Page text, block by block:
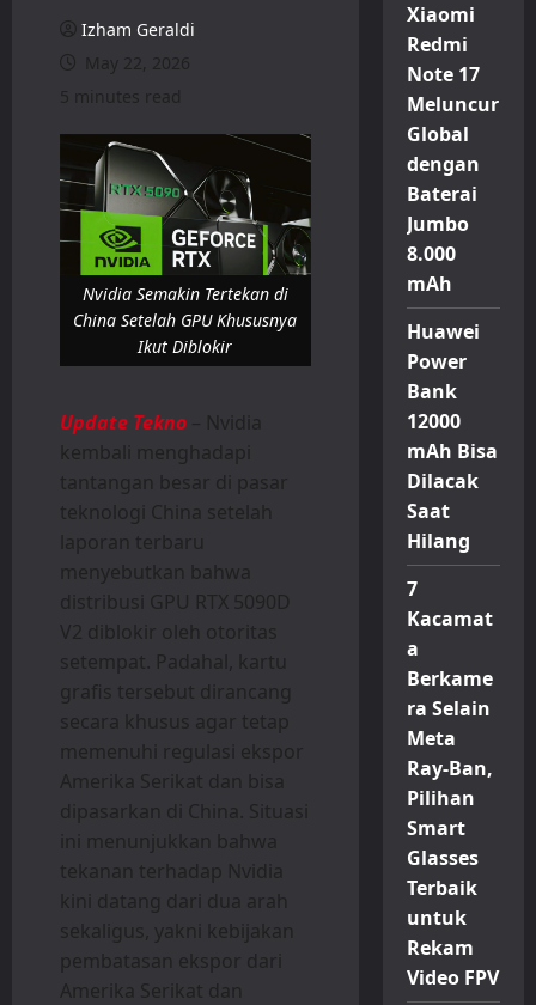
Izham Geraldi
May 22, 2026
5 minutes read
Nvidia Semakin Tertekan di
China Setelah GPU Khususnya
Ikut Diblokir
Update Tekno – Nvidia
kembali menghadapi
tantangan besar di pasar
teknologi China setelah
laporan terbaru
menyebutkan bahwa
distribusi GPU RTX 5090D
V2 diblokir oleh otoritas
setempat. Padahal, kartu
grafis tersebut dirancang
secara khusus agar tetap
memenuhi regulasi ekspor
Amerika Serikat dan bisa
dipasarkan di China. Situasi
ini menunjukkan bahwa
tekanan terhadap Nvidia
kini datang dari dua arah
sekaligus, yakni kebijakan
pembatasan ekspor dari
Amerika Serikat dan
Xiaomi
Redmi
Note 17
Meluncur
Global
dengan
Baterai
Jumbo
8.000
mAh
Huawei
Power
Bank
12000
mAh Bisa
Dilacak
Saat
Hilang
7
Kacamat
a
Berkame
ra Selain
Meta
Ray-Ban,
Pilihan
Smart
Glasses
Terbaik
untuk
Rekam
Video FPV